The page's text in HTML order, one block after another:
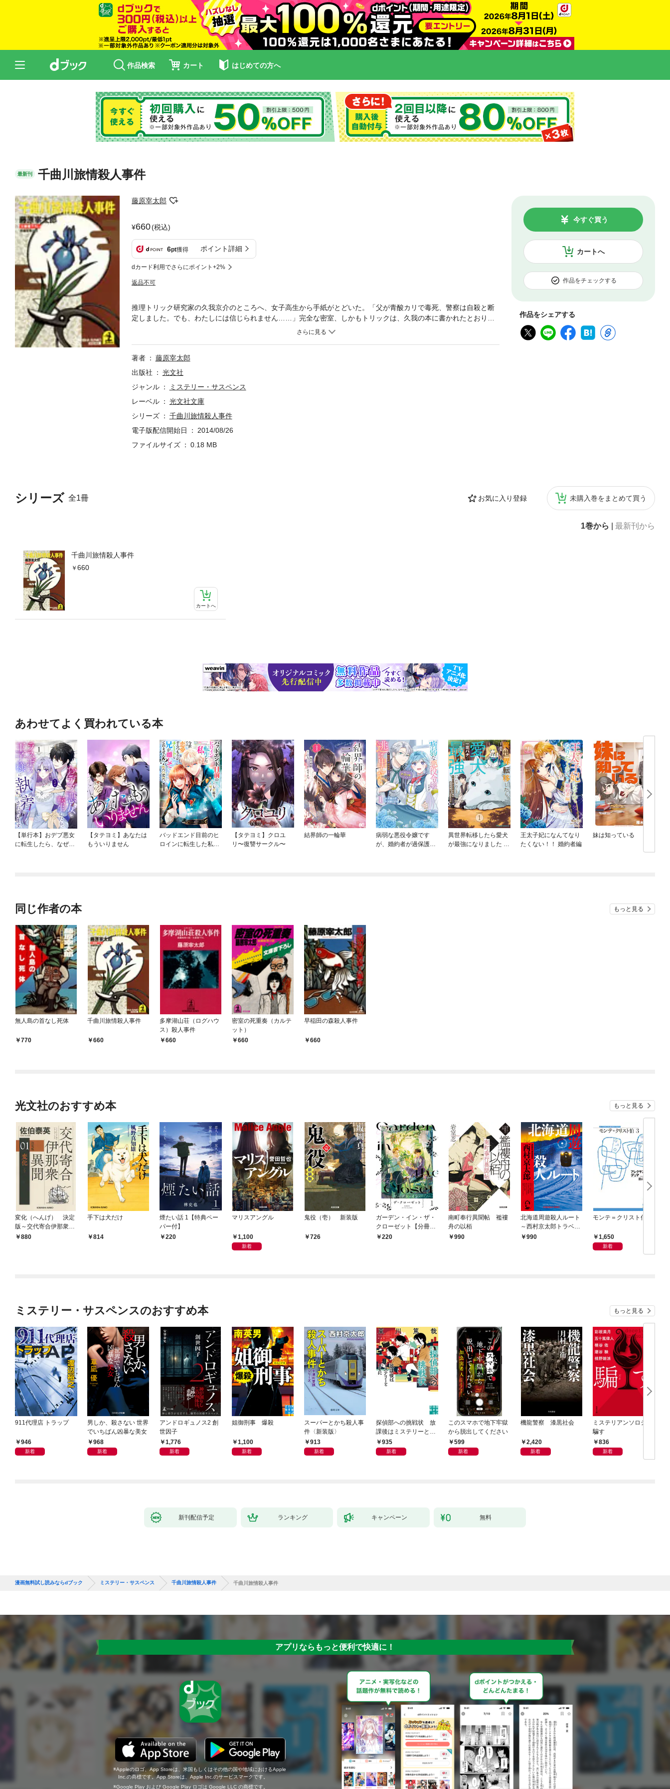
作品検索 カート はじめての方へ
最新刊 千曲川旅情殺人事件
藤原宰太郎
660(税込)
6pt獲得 ポイント詳細
dカード利用でさらにポイント+2%
返品不可
カートへ
今すぐ買う
作品をチェックする
作品をシェアする
シリーズ 全1冊 お気に入り登録 未購入巻をまとめて買う
1巻から 最新刊から
千曲川旅情殺人事件
660
カートへ
推理トリック研究家の久我京介のところへ、女子高生から手紙がとどいた。「父が青酸カリで毒死、警察は自殺と断
定しました。でも、わたしには信じられません……」完全な密室、しかもトリックは、久我の本に書かれたとおりだ
った。――密室、ダイイング・メッセージ、アリバイ。推理小説の三種の神器を駆使した巧妙なトリックの数々を、
著者
藤原宰太郎
出版社
光文社
ジャンル
ミステリー・サスペンス
レーベル
光文社文庫
シリーズ
千曲川旅情殺人事件
電子版配信開始日
2014/08/26
ファイルサイズ
0.18 MB
あわせてよく買われている本
【単行本】おデブ悪女
に転生したら、なぜか
【タテヨミ】あなたは
もういりません
バッドエンド目前のヒ
ロインに転生した私、
【タテヨミ】クロユ
リ〜復讐サークル〜
結界師の一輪華
病弱な悪役令嬢です
が、婚約者が過保護す
異世界転移したら愛犬
が最強になりました ～
王太子妃になんてなり
たくない！！ 婚約者編
妹は知っている
同じ作者の本 もっと見る
無人島の首なし死体
770
千曲川旅情殺人事件
660
多摩湖山荘（ログハウ
ス）殺人事件
660
密室の死重奏（カルテ
ット）
660
早稲田の森殺人事件
660
光文社のおすすめ本 もっと見る
変化（へんげ） 決定
版～交代寄合伊那衆異
聞（1）～
880
手下は犬だけ
814
煙たい話 1【特典ペー
パー付】
220
マリスアングル
1,100
新着
鬼役（壱） 新装版
726
ガーデン・イン・ザ・
クローゼット【分冊
版】1
220
南町奉行異聞帖 襤褸
舟の以栢
990
北海道周遊殺人ルート
～西村京太郎トラベル
ミステリー・セレクシ
990
モンテ＝クリスト伯3
1,650
新着
ミステリー・サスペンスのおすすめ本 もっと見る
911代理店 トラップ
946
新着
男しか、殺さない 世界
でいちばん凶暴な美女
968
新着
アンドロギュノス2 創
世因子
1,776
新着
姐御刑事 爆殺
1,100
新着
スーパーとかち殺人事
件〈新装版〉
913
新着
探偵部への挑戦状 放
課後はミステリーとと
もに 新装版
935
新着
このスマホで地下牢獄
から脱出してください
599
新着
機龍警察 漆黒社会
2,420
新着
ミステリアンソロジー
騙す
836
新着
新刊配信予定 ランキング キャンペーン 無料
漫画無料試し読みならdブック ミステリー・サスペンス 千曲川旅情殺人事件 千曲川旅情殺人事件
アプリならもっと便利で快適に！
Appleのロゴ、App Storeは、米国もしくはその他の国や地域におけるApple
Inc.の商標です。App Storeは、Apple Inc.のサービスマークです。
Google Play および Google Play ロゴは Google LLC の商標です。